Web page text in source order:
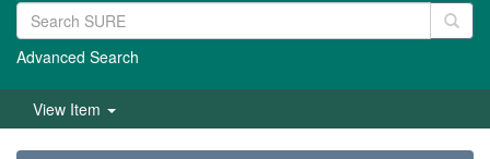
Advanced Search
View Item